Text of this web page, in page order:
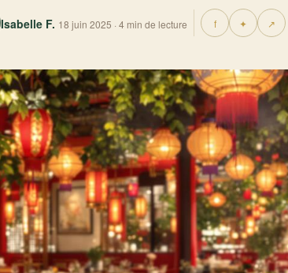
Isabelle F. 18 juin 2025 · 4 min de lecture f ✦ ↗